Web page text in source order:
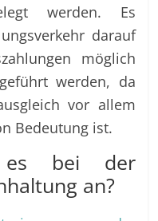
werden. Es
darauf
möglich
werden, da
vor allem
Bedeutung ist.
es bei der
an?